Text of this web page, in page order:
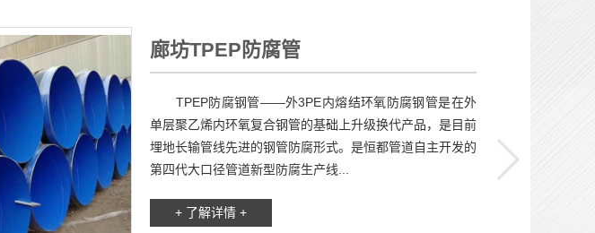
廊坊TPEP防腐管
TPEP防腐钢管——外3PE内熔结环氧防腐钢管是在外
单层聚乙烯内环氧复合钢管的基础上升级换代产品，是目前
埋地长输管线先进的钢管防腐形式。是恒都管道自主开发的
第四代大口径管道新型防腐生产线...
+ 了解详情 +